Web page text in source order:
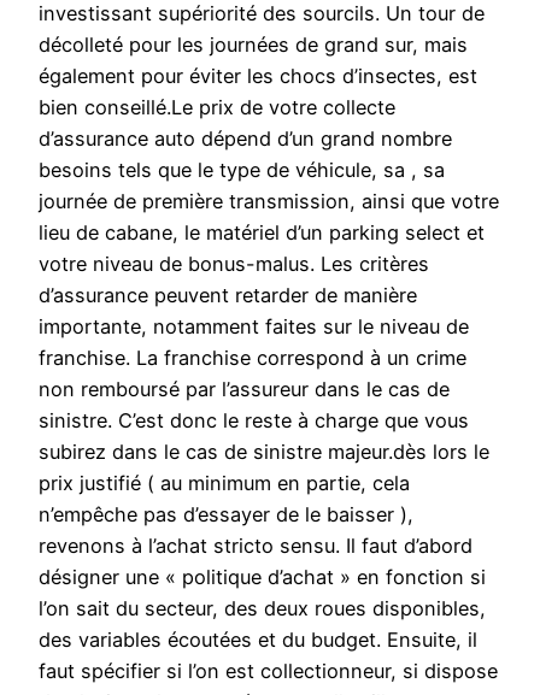
investissant supériorité des sourcils. Un tour de
décolleté pour les journées de grand sur, mais
également pour éviter les chocs d’insectes, est
bien conseillé.Le prix de votre collecte
d’assurance auto dépend d’un grand nombre
besoins tels que le type de véhicule, sa , sa
journée de première transmission, ainsi que votre
lieu de cabane, le matériel d’un parking select et
votre niveau de bonus-malus. Les critères
d’assurance peuvent retarder de manière
importante, notamment faites sur le niveau de
franchise. La franchise correspond à un crime
non remboursé par l’assureur dans le cas de
sinistre. C’est donc le reste à charge que vous
subirez dans le cas de sinistre majeur.dès lors le
prix justifié ( au minimum en partie, cela
n’empêche pas d’essayer de le baisser ),
revenons à l’achat stricto sensu. Il faut d’abord
désigner une « politique d’achat » en fonction si
l’on sait du secteur, des deux roues disponibles,
des variables écoutées et du budget. Ensuite, il
faut spécifier si l’on est collectionneur, si dispose